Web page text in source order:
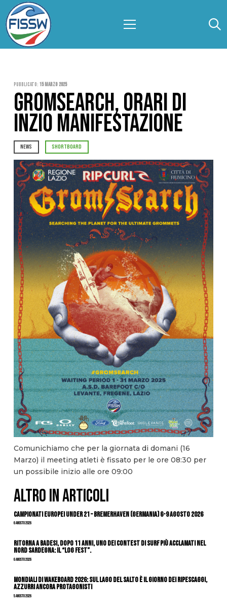
Pubblicato: 15 Marzo 2025
GROMSEARCH, ORARI DI
INZIO MANIFESTAZIONE
NEWS SHORTBOARD
Comunichiamo che per la giornata di domani (16
Marzo) il meeting atleti è fissato per le ore 08:30 per
un possibile inizio alle ore 09:00
ALTRO IN ARTICOLI
Campionati Europei Under 21 – Bremerhaven (Germania) 6-9 agosto 2026
6 Agosto 2026
Ritorna a Badesi, dopo 11 anni, uno dei contest di surf più acclamati nel
nord Sardegna: il “Log Fest”.
6 Agosto 2026
Mondiali di Wakeboard 2026: sul Lago del Salto è il giorno dei ripescaggi,
azzurri ancora protagonisti
5 Agosto 2026